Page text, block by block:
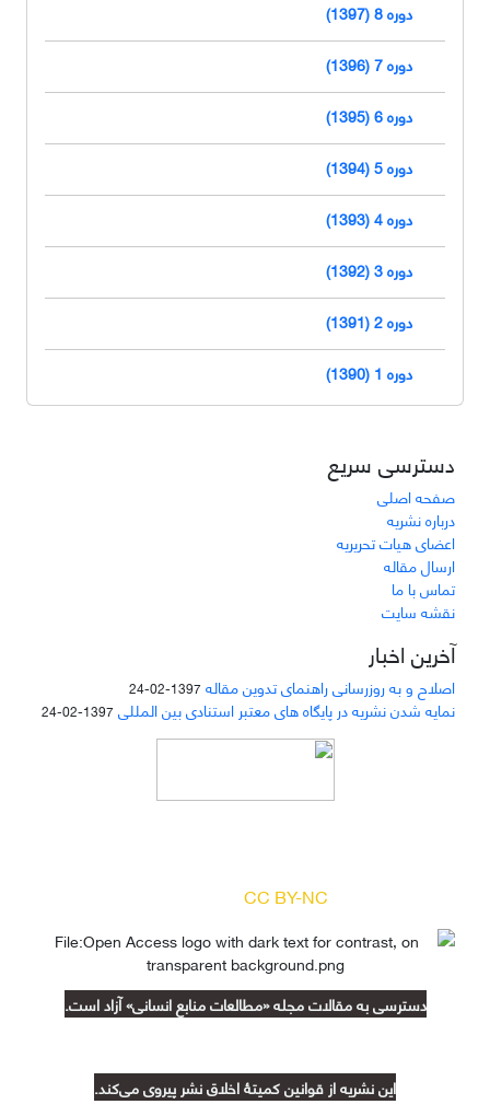
دوره 8 (1397)
دوره 7 (1396)
دوره 6 (1395)
دوره 5 (1394)
دوره 4 (1393)
دوره 3 (1392)
دوره 2 (1391)
دوره 1 (1390)
دسترسی سریع
صفحه اصلی
درباره نشریه
اعضای هیات تحریریه
ارسال مقاله
تماس با ما
نقشه سایت
آخرین اخبار
اصلاح و به روزرسانی راهنمای تدوین مقاله 1397-02-24
نمایه شدن نشریه در پایگاه های معتبر استنادی بین المللی 1397-02-24
CC BY-NC
دسترسی به مقالات مجله «مطالعات منابع انسانی» آزاد است.
این نشریه از قوانین کمیتۀ اخلاق نشر پیروی می‌کند.